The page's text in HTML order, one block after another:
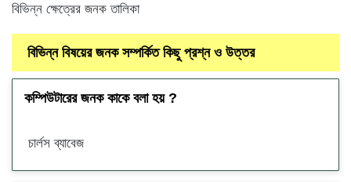
বিভিন্ন ক্ষেত্রের জনক তালিকা
বিভিন্ন বিষয়ের জনক সম্পর্কিত কিছু প্রশ্ন ও উত্তর
কম্পিউটারের জনক কাকে বলা হয় ?
চার্লস ব্যাবেজ